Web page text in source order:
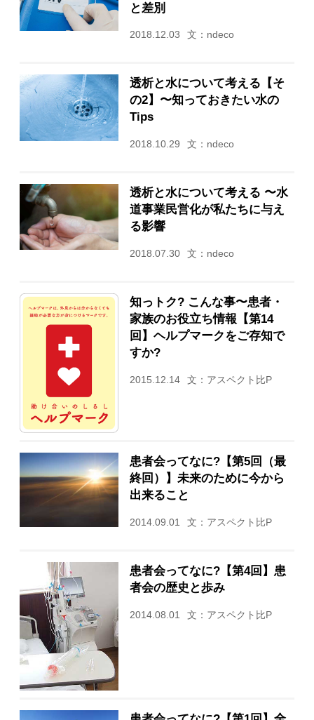
と差別
2018.12.03 文：ndeco
透析と水について考える【そ
の2】〜知っておきたい水の
Tips
2018.10.29 文：ndeco
透析と水について考える 〜水
道事業民営化が私たちに与え
る影響
2018.07.30 文：ndeco
知っトク? こんな事〜患者・
家族のお役立ち情報【第14
回】ヘルプマークをご存知で
すか?
2015.12.14 文：アスペクト比P
患者会ってなに?【第5回（最
終回）】未来のために今から
出来ること
2014.09.01 文：アスペクト比P
患者会ってなに?【第4回】患
者会の歴史と歩み
2014.08.01 文：アスペクト比P